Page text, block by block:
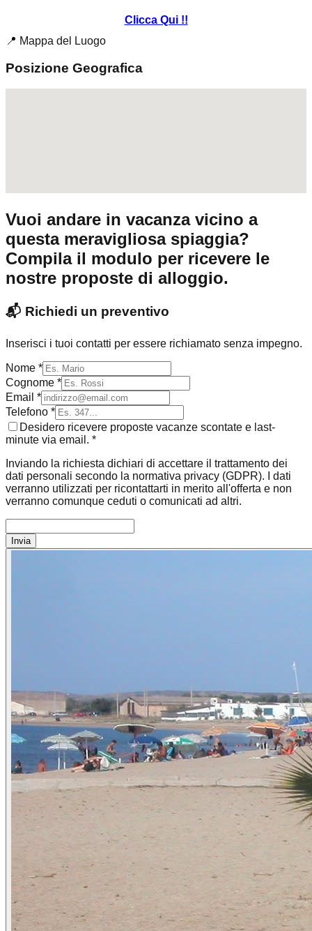
Clicca Qui !!
📍 Mappa del Luogo
Posizione Geografica
Vuoi andare in vacanza vicino a
questa meravigliosa spiaggia?
Compila il modulo per ricevere le
nostre proposte di alloggio.
📬 Richiedi un preventivo
Inserisci i tuoi contatti per essere richiamato senza impegno.
Nome *
Cognome *
Email *
Telefono *
Desidero ricevere proposte vacanze scontate e last-
minute via email. *
Inviando la richiesta dichiari di accettare il trattamento dei
dati personali secondo la normativa privacy (GDPR). I dati
verranno utilizzati per ricontattarti in merito all'offerta e non
verranno comunque ceduti o comunicati ad altri.
Invia